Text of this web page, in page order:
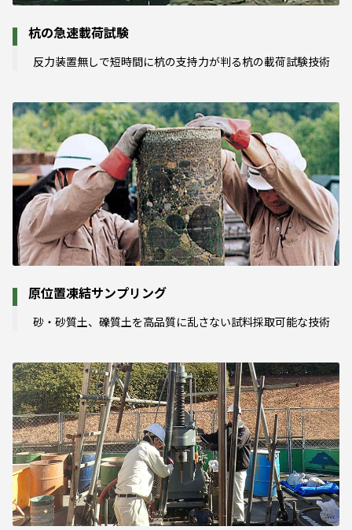
杭の急速載荷試験
反力装置無しで短時間に杭の支持力が判る杭の載荷試験技術
原位置凍結サンプリング
砂・砂質土、礫質土を高品質に乱さない試料採取可能な技術